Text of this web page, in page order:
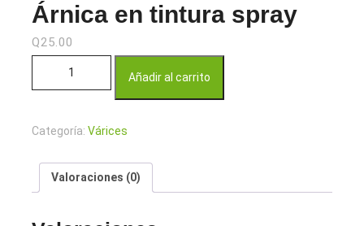
Árnica en tintura spray
Q25.00
Añadir al carrito
Categoría: Várices
Valoraciones (0)